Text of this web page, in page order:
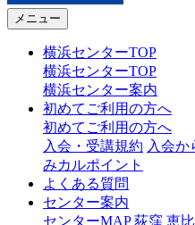
メニュー
横浜センターTOP
横浜センターTOP
横浜センター案内
初めてご利用の方へ
初めてご利用の方へ
入会・受講規約 入会か
みカルポイント
よくある質問
センター案内
センターMAP 荻窪 恵